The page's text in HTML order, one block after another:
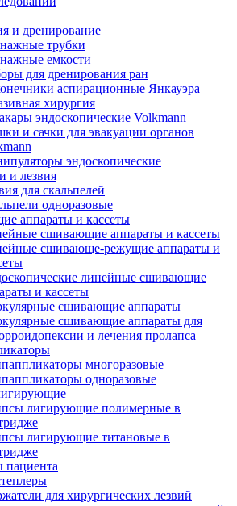
и дренирование
трубки
емкости
для дренирования ран
аспирационные Янкауэра
хирургия
эндоскопические Volkmann
и сачки для эвакуации органов
эндоскопические
и лезвия
для скальпелей
одноразовые
аппараты и кассеты
сшивающие аппараты и кассеты
сшивающе-режущие аппараты и
линейные сшивающие
и кассеты
сшивающие аппараты
сшивающие аппараты для
и лечения пролапса
многоразовые
одноразовые
лигирующие полимерные в
лигирующие титановые в
пациента
для хирургических лезвий